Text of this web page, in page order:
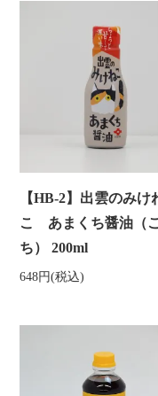
【HB-2】出雲のみけ
こ あまくち醤油（
ち） 200ml
648円(税込)